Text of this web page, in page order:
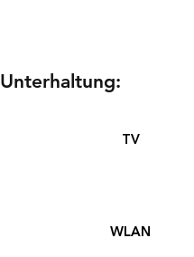
Unterhaltung:
TV
WLAN